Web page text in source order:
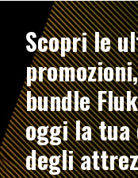
Scopri le
bundle
oggi la tua
degli